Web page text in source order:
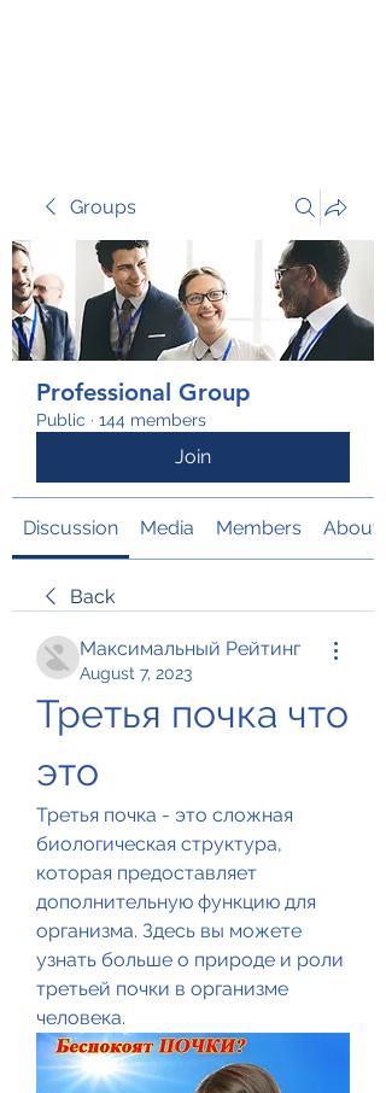
Groups
Professional Group
Public · 144 members
Join
Discussion Media Members About
Back
Максимальный Рейтинг
August 7, 2023
Третья почка что
это
Третья почка - это сложная
биологическая структура,
которая предоставляет
дополнительную функцию для
организма. Здесь вы можете
узнать больше о природе и роли
третьей почки в организме
человека.